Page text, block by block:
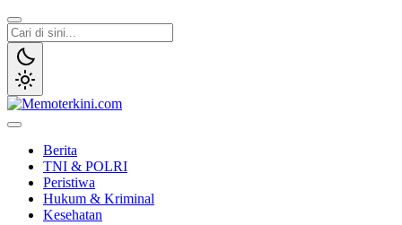
Lewati
ke
konten
Berita
TNI & POLRI
Peristiwa
Hukum & Kriminal
Kesehatan